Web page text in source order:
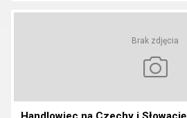
Brak zdjęcia